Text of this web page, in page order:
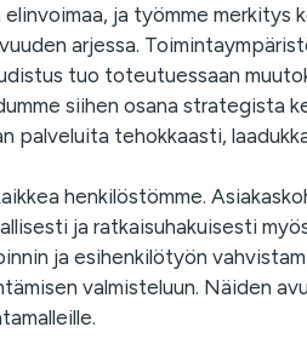
elinvoimaa, ja työmme
arjessa.
tuo toteutuessaan
siihen osana strategista
palveluita tehokkaasti,
henkilöstömme.
ja ratkaisuhakuisesti
ja esihenkilötyön
valmisteluun. Näiden